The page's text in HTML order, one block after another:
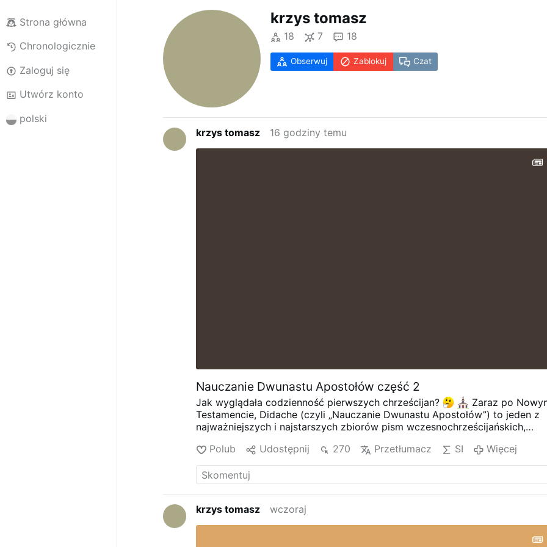
Strona główna
Chronologicznie
Zaloguj się
Utwórz konto
polski
krzys tomasz
18 7 18
Obserwuj Zablokuj Czat
krzys tomasz 16 godziny temu
Nauczanie Dwunastu Apostołów część 2
Jak wyglądała codzienność pierwszych chrześcijan?
Zaraz po
Testamencie, Didache (czyli „Nauczanie Dwunastu Apostołów”) to jeden z
najważniejszych i najstarszych zbiorów pism wczesnochrześcijańskich,
wierze, który pozwala nam przenieść się w czasie do samych początków
Kościoła. W drugiej części tego niesamowitego tekstu usłyszycie m.in. o:
Relacjach i moralności – dlaczego tak ważne było dzielenie się z
potrzebującymi i wspólnota dóbr (1:09).
Chrzcie Świętym – jakie były
głowy?) (5:03).
Postach i modlitwie – w które dni pościli pierwsi
chrześcijanie i jak nakazywano odmawiać „Ojcze Nasz” (6:41). Posłuchajcie
tych wyjątkowych słów, które kształtowały wiarę pokoleń na długo przed
Polub Udostępnij 270 Przetłumacz SI Więcej
krzys tomasz wczoraj